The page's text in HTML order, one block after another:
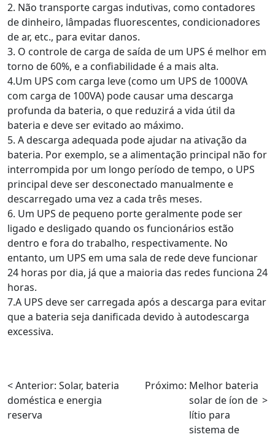
2. Não transporte cargas indutivas, como contadores
de dinheiro, lâmpadas fluorescentes, condicionadores
de ar, etc., para evitar danos.
3. O controle de carga de saída de um UPS é melhor em
torno de 60%, e a confiabilidade é a mais alta.
4.Um UPS com carga leve (como um UPS de 1000VA
com carga de 100VA) pode causar uma descarga
profunda da bateria, o que reduzirá a vida útil da
bateria e deve ser evitado ao máximo.
5. A descarga adequada pode ajudar na ativação da
bateria. Por exemplo, se a alimentação principal não for
interrompida por um longo período de tempo, o UPS
principal deve ser desconectado manualmente e
descarregado uma vez a cada três meses.
6. Um UPS de pequeno porte geralmente pode ser
ligado e desligado quando os funcionários estão
dentro e fora do trabalho, respectivamente. No
entanto, um UPS em uma sala de rede deve funcionar
24 horas por dia, já que a maioria das redes funciona 24
horas.
7.A UPS deve ser carregada após a descarga para evitar
que a bateria seja danificada devido à autodescarga
excessiva.
< Anterior: Solar, bateria
doméstica e energia
reserva
Próximo: Melhor bateria
solar de íon de
lítio para
sistema de
>